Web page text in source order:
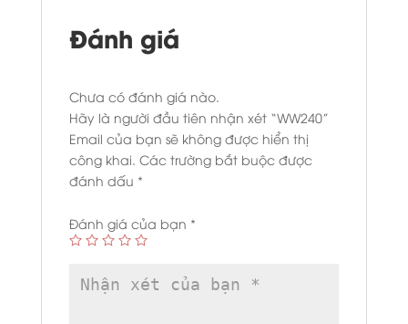
Đánh giá
Chưa có đánh giá nào.
Hãy là người đầu tiên nhận xét “WW240”
Email của bạn sẽ không được hiển thị
công khai. Các trường bắt buộc được
đánh dấu *
Đánh giá của bạn *